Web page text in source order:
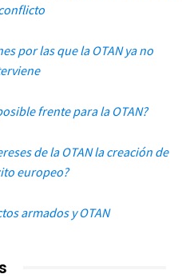
por las que la OTAN ya no
frente para la OTAN?
de la OTAN la creación de
europeo?
armados y OTAN